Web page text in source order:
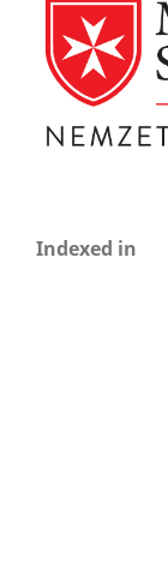
Indexed in